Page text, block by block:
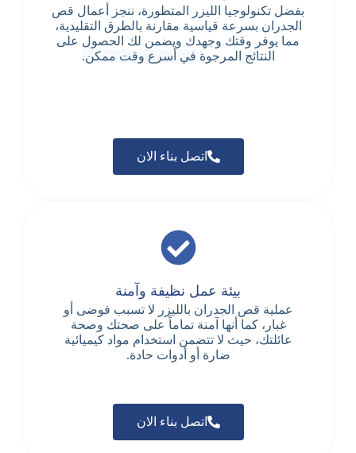
بفضل تكنولوجيا الليزر المتطورة، ننجز أعمال قص
الجدران بسرعة قياسية مقارنة بالطرق التقليدية،
مما يوفر وقتك وجهدك ويضمن لك الحصول على
النتائج المرجوة في أسرع وقت ممكن.
اتصل بناء الان
بيئة عمل نظيفة وآمنة
عملية قص الجدران بالليزر لا تسبب فوضى أو
غبار، كما أنها آمنة تماماً على صحتك وصحة
عائلتك، حيث لا تتضمن استخدام مواد كيميائية
ضارة أو أدوات حادة.
اتصل بناء الان